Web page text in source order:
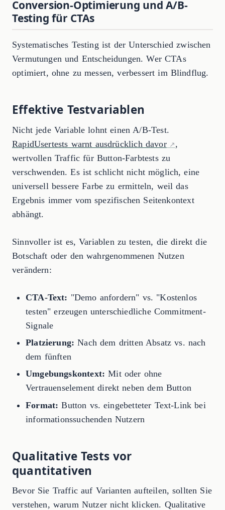
Conversion-Optimierung und A/B-
Testing für CTAs
Systematisches Testing ist der Unterschied zwischen
Vermutungen und Entscheidungen. Wer CTAs
optimiert, ohne zu messen, verbessert im Blindflug.
Effektive Testvariablen
Nicht jede Variable lohnt einen A/B-Test.
RapidUsertests warnt ausdrücklich davor
,
wertvollen Traffic für Button-Farbtests zu
verschwenden. Es ist schlicht nicht möglich, eine
universell bessere Farbe zu ermitteln, weil das
Ergebnis immer vom spezifischen Seitenkontext
abhängt.
Sinnvoller ist es, Variablen zu testen, die direkt die
Botschaft oder den wahrgenommenen Nutzen
verändern:
CTA-Text: "Demo anfordern" vs. "Kostenlos
testen" erzeugen unterschiedliche Commitment-
Signale
Platzierung: Nach dem dritten Absatz vs. nach
dem fünften
Umgebungskontext: Mit oder ohne
Vertrauenselement direkt neben dem Button
Format: Button vs. eingebetteter Text-Link bei
informationssuchenden Nutzern
Qualitative Tests vor
quantitativen
Bevor Sie Traffic auf Varianten aufteilen, sollten Sie
verstehen, warum Nutzer nicht klicken. Qualitative